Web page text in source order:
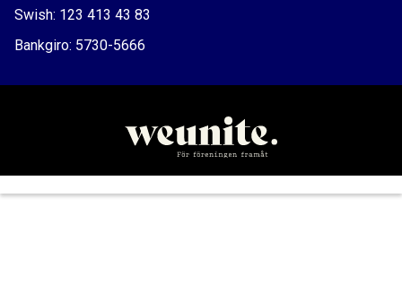
Swish: 123 413 43 83
Bankgiro: 5730-5666